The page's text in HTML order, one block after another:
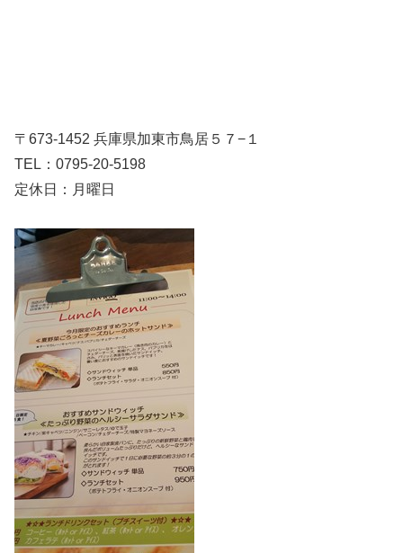
〒673-1452 兵庫県加東市鳥居５７−１
TEL：0795-20-5198
定休日：月曜日